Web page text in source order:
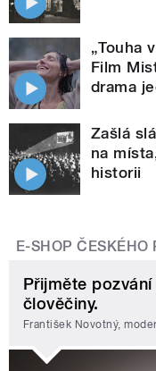
„Touha
Film
drama
Zašlá
na
historii
E-SHOP ČESKÉHO
Přijměte
člověčiny.
František Novotný,